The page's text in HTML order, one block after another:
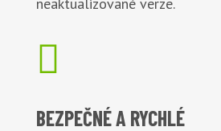

BEZPEČNÉA RYCHLÉ